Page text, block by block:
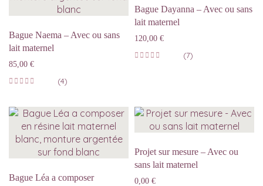
Bague Naema – Avec ou sans
lait maternel
85,00 €
(4)
Bague Dayanna – Avec ou sans
lait maternel
120,00 €
(7)
Bague Léa a composer
Projet sur mesure – Avec ou
sans lait maternel
0,00 €